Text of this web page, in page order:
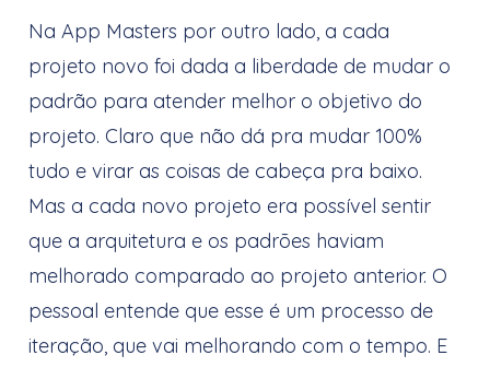
Na App Masters por outro lado, a cada
projeto novo foi dada a liberdade de mudar o
padrão para atender melhor o objetivo do
projeto. Claro que não dá pra mudar 100%
tudo e virar as coisas de cabeça pra baixo.
Mas a cada novo projeto era possível sentir
que a arquitetura e os padrões haviam
melhorado comparado ao projeto anterior. O
pessoal entende que esse é um processo de
iteração, que vai melhorando com o tempo. E